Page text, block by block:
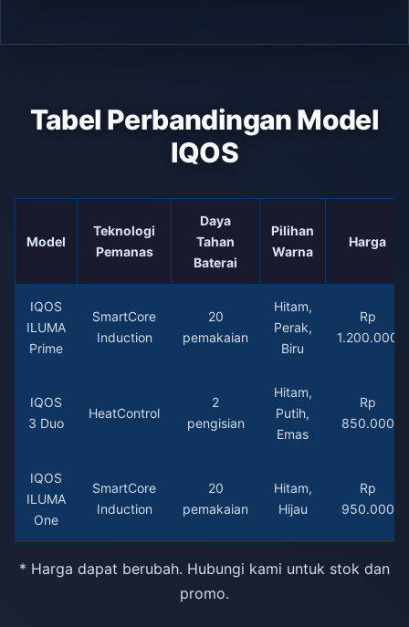
Tabel Perbandingan Model
IQOS
Model
Teknologi
Pemanas
Daya
Tahan
Baterai
Pilihan
Warna
Harga
IQOS
ILUMA
Prime
SmartCore
Induction
20
pemakaian
Hitam,
Perak,
Biru
Rp
1.200.000
IQOS
3 Duo
HeatControl
2
pengisian
Hitam,
Putih,
Emas
Rp
850.000
IQOS
ILUMA
One
SmartCore
Induction
20
pemakaian
Hitam,
Hijau
Rp
950.000
* Harga dapat berubah. Hubungi kami untuk stok dan
promo.